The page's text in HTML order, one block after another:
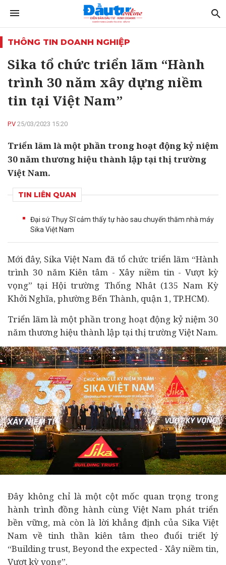
THÔNG TIN DOANH NGHIỆP
Sika tổ chức triển lãm “Hành
trình 30 năm xây dựng niềm
tin tại Việt Nam”
P.V 25/03/2023 15:20
Triển lãm là một phần trong hoạt động kỷ niệm
30 năm thương hiệu thành lập tại thị trường
Việt Nam.
TIN LIÊN QUAN
Đại sứ Thụy Sĩ cảm thấy tự hào sau chuyến thăm nhà máy
Sika Việt Nam
Mới đây, Sika Việt Nam đã tổ chức triển lãm “Hành
trình 30 năm Kiên tâm - Xây niềm tin - Vượt kỳ
vọng” tại Hội trường Thống Nhât (135 Nam Kỳ
Khởi Nghĩa, phường Bến Thành, quận 1, TP.HCM).
Triển lãm là một phần trong hoạt động kỷ niệm 30
năm thương hiệu thành lập tại thị trường Việt Nam.
Đây không chỉ là một cột mốc quan trọng trong
hành trình đồng hành cùng Việt Nam phát triển
bền vững, mà còn là lời khẳng định của Sika Việt
Nam về tinh thần kiên tâm theo đuổi triết lý
“Building trust, Beyond the expected - Xây niềm tin,
Vượt kỳ vọng”.